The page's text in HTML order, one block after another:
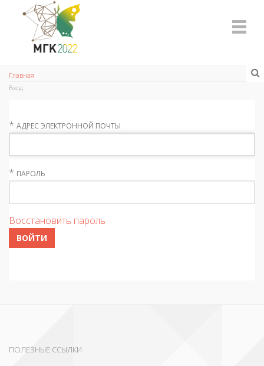
Главная
Вход
* АДРЕС ЭЛЕКТРОННОЙ ПОЧТЫ
* ПАРОЛЬ
Восстановить пароль
ВОЙТИ
ПОЛЕЗНЫЕ ССЫЛКИ